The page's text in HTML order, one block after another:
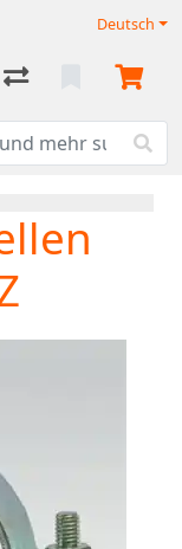
Deutsch